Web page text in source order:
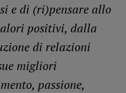
e di (ri)pensare allo
positivi, dalla
di relazioni
migliori
passione,